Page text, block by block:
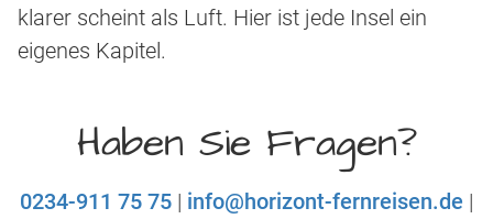
klarer scheint als Luft. Hier ist jede Insel ein
eigenes Kapitel.
Haben Sie Fragen?
0234-911 75 75 | info@horizont-fernreisen.de |